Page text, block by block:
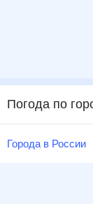
Погода по
Города в России